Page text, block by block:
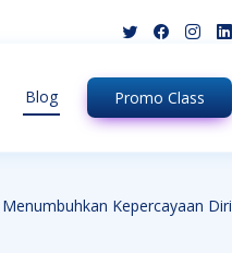
Blog Promo Class
Menumbuhkan Kepercayaan Diri